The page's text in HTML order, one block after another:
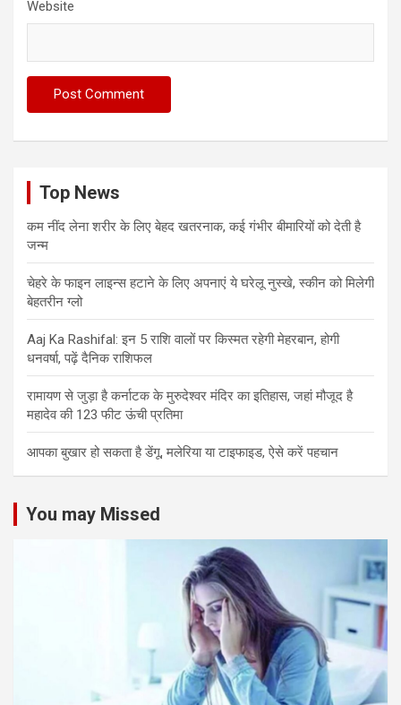
Website
Top News
कम नींद लेना शरीर के लिए बेहद खतरनाक, कई गंभीर बीमारियों को देती है
जन्म
चेहरे के फाइन लाइन्स हटाने के लिए अपनाएं ये घरेलू नुस्खे, स्कीन को मिलेगी
बेहतरीन ग्लो
Aaj Ka Rashifal: इन 5 राशि वालों पर किस्मत रहेगी मेहरबान, होगी
धनवर्षा, पढ़ें दैनिक राशिफल
रामायण से जुड़ा है कर्नाटक के मुरुदेश्वर मंदिर का इतिहास, जहां मौजूद है
महादेव की 123 फीट ऊंची प्रतिमा
आपका बुखार हो सकता है डेंगू, मलेरिया या टाइफाइड, ऐसे करें पहचान
You may Missed